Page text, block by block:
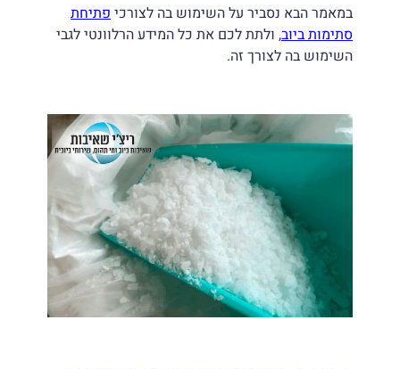
במאמר הבא נסביר על השימוש בה לצורכיפתיחת
סתימות ביוב, ולתת לכם את כל המידע הרלוונטי לגבי
השימוש בה לצורך זה.